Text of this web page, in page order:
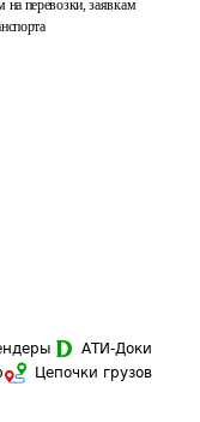
на перевозки, заявкам
АТИ-Доки
Цепочки грузов